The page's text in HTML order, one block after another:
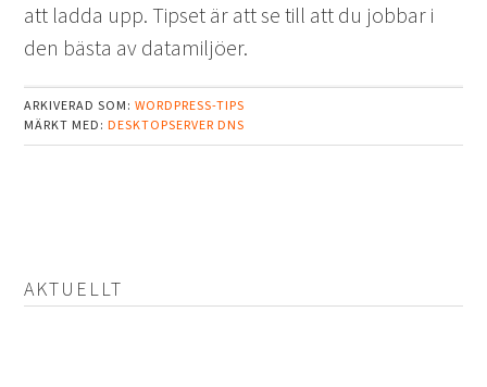
att ladda upp. Tipset är att se till att du jobbar i
den bästa av datamiljöer.
ARKIVERAD SOM:WORDPRESS-TIPS
MÄRKT MED:DESKTOPSERVER DNS
AKTUELLT